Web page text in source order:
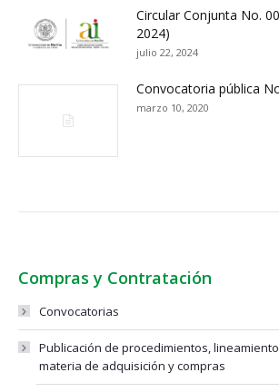
Circular Conjunta No.
2024)
julio 22, 2024
Convocatoria pública
marzo 10, 2020
Compras y Contratación
Convocatorias
Publicación de procedimientos,
materia de adquisición y compras